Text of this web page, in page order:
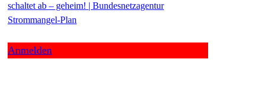
schaltet ab – geheim! | Bundesnetzagentur
Strommangel-Plan
Anmelden